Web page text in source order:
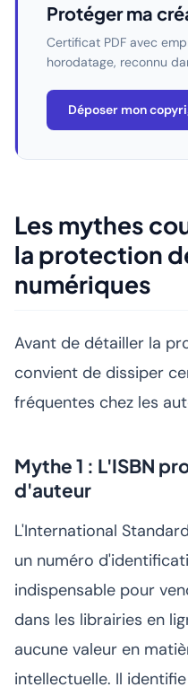
Protéger ma
Certificat PDF avec
horodatage, reconnu
Déposer mon
Les mythes
la protection
numériques
Avant de détailler la
convient de dissiper
fréquentes chez les
Mythe 1 : L'ISBN
d'auteur
L'International
un numéro
indispensable pour
dans les librairies en
aucune valeur en
intellectuelle. Il